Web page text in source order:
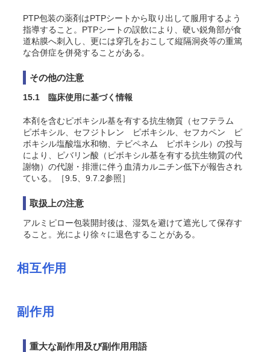
PTP包装の薬剤はPTPシートから取り出して服用するよう
指導すること。PTPシートの誤飲により、硬い鋭角部が食
道粘膜へ刺入し、更には穿孔をおこして縦隔洞炎等の重篤
な合併症を併発することがある。
その他の注意
15.1 臨床使用に基づく情報
本剤を含むピボキシル基を有する抗生物質（セフテラム
ピボキシル、セフジトレン ピボキシル、セフカペン ピ
ボキシル塩酸塩水和物、テビペネム ピボキシル）の投与
により、ピバリン酸（ピボキシル基を有する抗生物質の代
謝物）の代謝・排泄に伴う血清カルニチン低下が報告され
ている 。［9.5、9.7.2参照］
取扱上の注意
アルミピロー包装開封後は、湿気を避けて遮光して保存す
ること。光により徐々に退色することがある。
相互作用
副作用
重大な副作用及び副作用用語